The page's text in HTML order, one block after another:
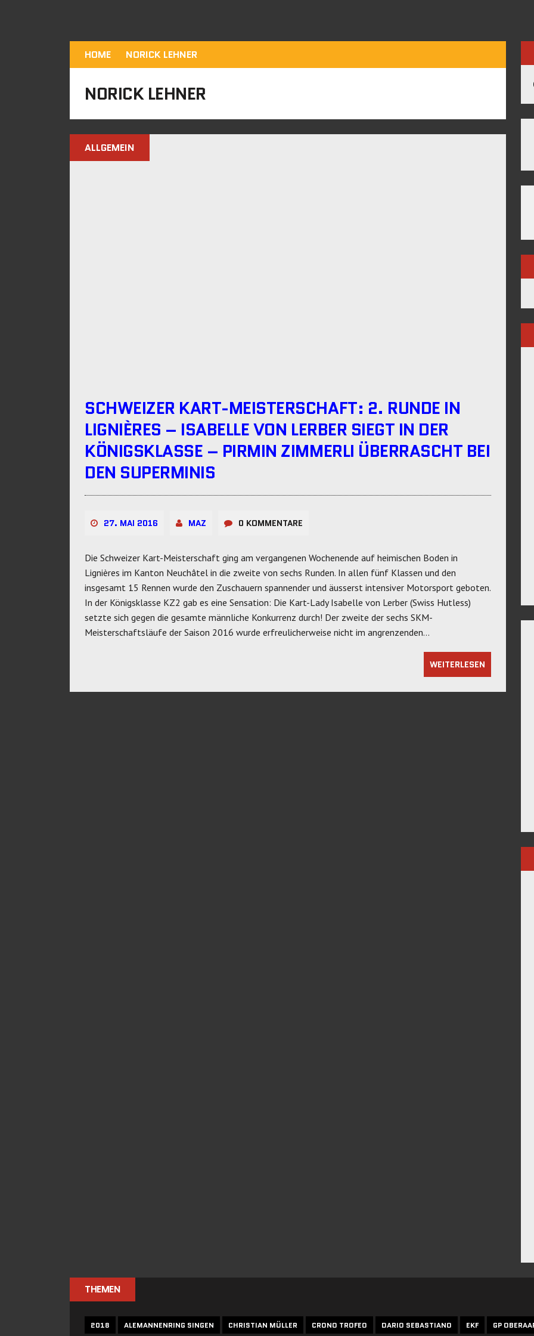
HOME NORICK LEHNER
NORICK LEHNER
ALLGEMEIN
SCHWEIZER KART-MEISTERSCHAFT: 2. RUNDE IN
LIGNIÈRES – ISABELLE VON LERBER SIEGT IN DER
KÖNIGSKLASSE – PIRMIN ZIMMERLI ÜBERRASCHT BEI
DEN SUPERMINIS
27. MAI 2016 MAZ 0 KOMMENTARE
Die Schweizer Kart-Meisterschaft ging am vergangenen Wochenende auf heimischen Boden in
Lignières im Kanton Neuchâtel in die zweite von sechs Runden. In allen fünf Klassen und den
insgesamt 15 Rennen wurde den Zuschauern spannender und äusserst intensiver Motorsport geboten.
In der Königsklasse KZ2 gab es eine Sensation: Die Kart-Lady Isabelle von Lerber (Swiss Hutless)
setzte sich gegen die gesamte männliche Konkurrenz durch! Der zweite der sechs SKM-
Meisterschaftsläufe der Saison 2016 wurde erfreulicherweise nicht im angrenzenden…
WEITERLESEN
THEMEN
2018 ALEMANNENRING SINGEN CHRISTIAN MÜLLER CRONO TROFEO DARIO SEBASTIANO EKF GP